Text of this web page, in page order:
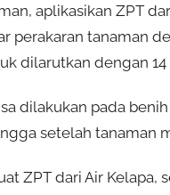
aplikasikan ZPT
tanaman
dilarutkan dengan 14
dilakukan pada
setelah tanaman
ZPT dari Air Kelapa,